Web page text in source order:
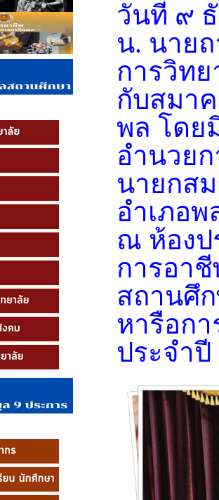
วันที่ ๙
น. นาย
การวิท
กับสมา
พล โดย
อำนวย
นายกส
อำเภอพ
ณ ห้องป
การอา
สถานศึ
หารือก
ประจำ